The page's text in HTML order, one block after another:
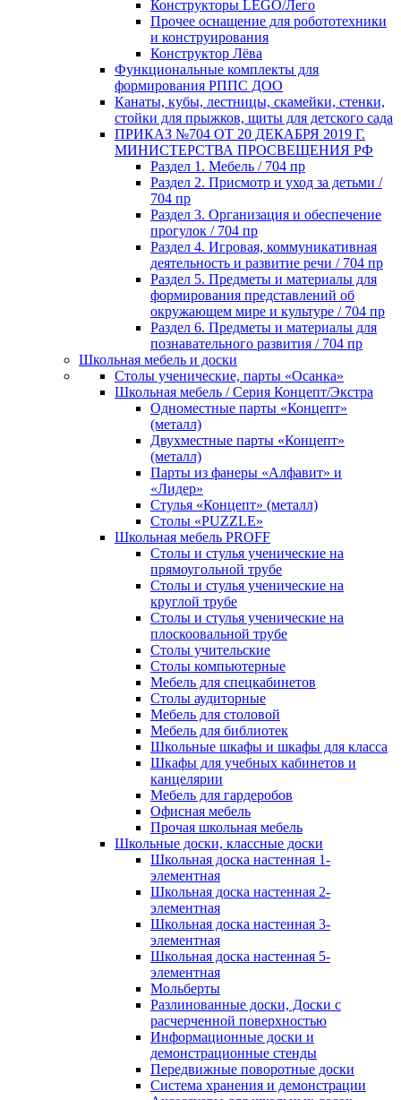
Конструкторы LEGO/Лего
Прочее оснащение для робототехники
и конструирования
Конструктор Лёва
Функциональные комплекты для
формирования РППС ДОО
Канаты, кубы, лестницы, скамейки, стенки,
стойки для прыжков, щиты для детского сада
ПРИКАЗ №704 ОТ 20 ДЕКАБРЯ 2019 Г.
МИНИСТЕРСТВА ПРОСВЕЩЕНИЯ РФ
Раздел 1. Мебель / 704 пр
Раздел 2. Присмотр и уход за детьми /
704 пр
Раздел 3. Организация и обеспечение
прогулок / 704 пр
Раздел 4. Игровая, коммуникативная
деятельность и развитие речи / 704 пр
Раздел 5. Предметы и материалы для
формирования представлений об
окружающем мире и культуре / 704 пр
Раздел 6. Предметы и материалы для
познавательного развития / 704 пр
Школьная мебель и доски
Столы ученические, парты «Осанка»
Школьная мебель / Серия Концепт/Экстра
Одноместные парты «Концепт»
(металл)
Двухместные парты «Концепт»
(металл)
Парты из фанеры «Алфавит» и
«Лидер»
Стулья «Концепт» (металл)
Столы «PUZZLE»
Школьная мебель PROFF
Столы и стулья ученические на
прямоугольной трубе
Столы и стулья ученические на
круглой трубе
Столы и стулья ученические на
плоскоовальной трубе
Столы учительские
Столы компьютерные
Мебель для спецкабинетов
Столы аудиторные
Мебель для столовой
Мебель для библиотек
Школьные шкафы и шкафы для класса
Шкафы для учебных кабинетов и
канцелярии
Мебель для гардеробов
Офисная мебель
Прочая школьная мебель
Школьные доски, классные доски
Школьная доска настенная 1-
элементная
Школьная доска настенная 2-
элементная
Школьная доска настенная 3-
элементная
Школьная доска настенная 5-
элементная
Мольберты
Разлинованные доски, Доски с
расчерченной поверхностью
Информационные доски и
демонстрационные стенды
Передвижные поворотные доски
Система хранения и демонстрации